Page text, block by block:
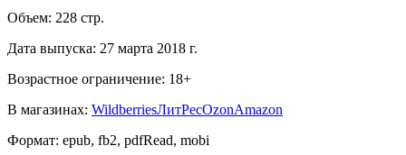
Объем: 228 стр.
Дата выпуска: 27 марта 2018 г.
Возрастное ограничение: 18+
В магазинах: WildberriesЛитРесOzonAmazon
Формат: epub, fb2, pdfRead, mobi